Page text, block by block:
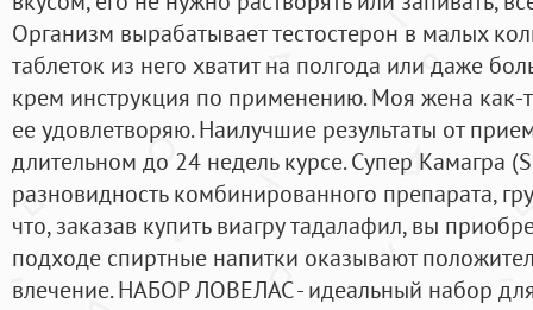
Организм вырабатывает тестостерон в малых
таблеток из него хватит на полгода или даже
крем инструкция по применению. Моя жена как-
ее удовлетворяю. Наилучшие результаты от
длительном до 24 недель курсе. Супер Камагра
разновидность комбинированного препарата,
что, заказав купить виагру тадалафил, вы
подходе спиртные напитки оказывают
влечение. НАБОР ЛОВЕЛАС - идеальный набор